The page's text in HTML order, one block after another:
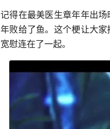
记得在最美医生章年年出
年败给了鱼。这个梗让大
宽慰连在了一起。